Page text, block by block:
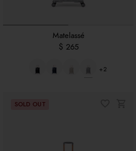
Matelassé
$ 265
+2